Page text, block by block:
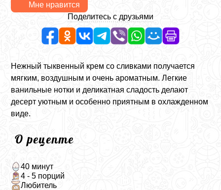
Мне нравится
Поделитесь с друзьями
Нежный тыквенный крем со сливками получается
мягким, воздушным и очень ароматным. Легкие
ванильные нотки и деликатная сладость делают
десерт уютным и особенно приятным в охлажденном
виде.
О рецепте
40 минут
4 - 5 порций
Любитель